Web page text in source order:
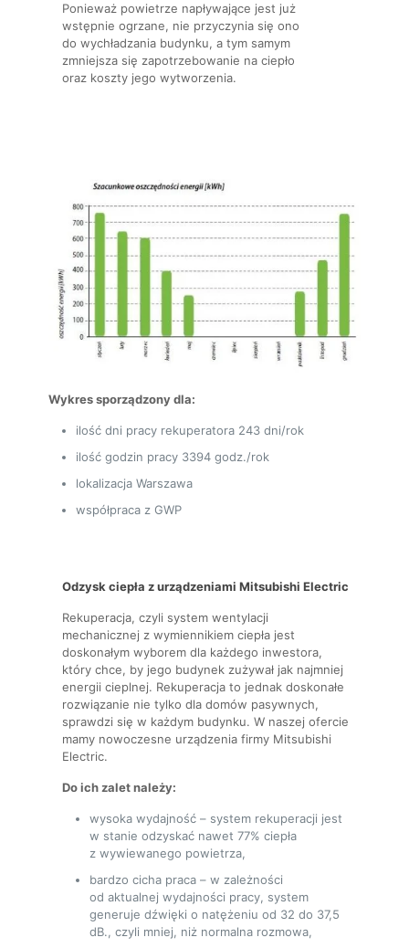
Ponieważ powietrze napływające jest już
wstępnie ogrzane, nie przyczynia się ono
do wychładzania budynku, a tym samym
zmniejsza się zapotrzebowanie na ciepło
oraz koszty jego wytworzenia.
Wykres sporządzony dla:
ilość dni pracy rekuperatora 243 dni/rok
ilość godzin pracy 3394 godz./rok
lokalizacja Warszawa
współpraca z GWP
Odzysk ciepła z urządzeniami Mitsubishi Electric
Rekuperacja, czyli system wentylacji
mechanicznej z wymiennikiem ciepła jest
doskonałym wyborem dla każdego inwestora,
który chce, by jego budynek zużywał jak najmniej
energii cieplnej. Rekuperacja to jednak doskonałe
rozwiązanie nie tylko dla domów pasywnych,
sprawdzi się w każdym budynku. W naszej ofercie
mamy nowoczesne urządzenia firmy Mitsubishi
Electric.
Do ich zalet należy:
wysoka wydajność – system rekuperacji jest
w stanie odzyskać nawet 77% ciepła
z wywiewanego powietrza,
bardzo cicha praca – w zależności
od aktualnej wydajności pracy, system
generuje dźwięki o natężeniu od 32 do 37,5
dB., czyli mniej, niż normalna rozmowa,